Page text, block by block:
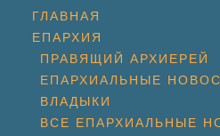
ГЛАВНАЯ
ЕПАРХИЯ
ПРАВЯЩИЙ АРХИЕРЕЙ
ЕПАРХИАЛЬНЫЕ
ВЛАДЫКИ
ВСЕ ЕПАРХИАЛЬНЫЕ